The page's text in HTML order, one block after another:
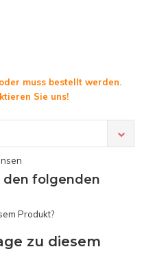
muss bestellt werden.
Sie uns!
den folgenden
zu diesem